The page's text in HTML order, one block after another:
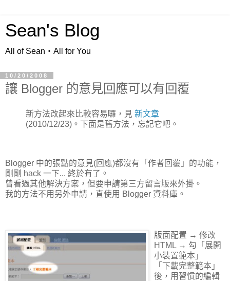
Sean's Blog
All of Sean‧All for You
10/20/2008
讓 Blogger 的意見回應可以有回覆
新方法改起來比較容易囉，見 新文章
(2010/12/23)。下面是舊方法，忘記它吧。
Blogger 中的張點的意見(回應)都沒有「作者回覆」的功能，
剛剛 hack 一下... 終於有了。
曾看過其他解決方案，但要申請第三方留言版來外掛。
我的方法不用另外申請，直使用 Blogger 資料庫。
版面配置 → 修改
HTML → 勾「展開
小裝置範本」
「下載完整範本」
後，用習慣的編輯